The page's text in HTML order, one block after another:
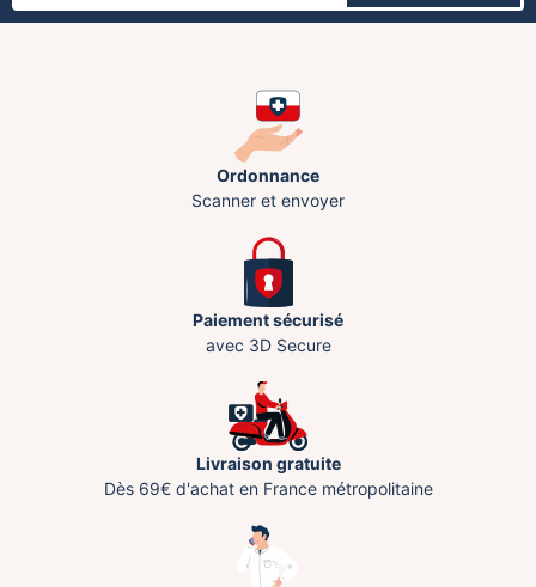
Ordonnance
Scanner et envoyer
Paiement sécurisé
avec 3D Secure
Livraison gratuite
Dès 69€ d'achat en France métropolitaine